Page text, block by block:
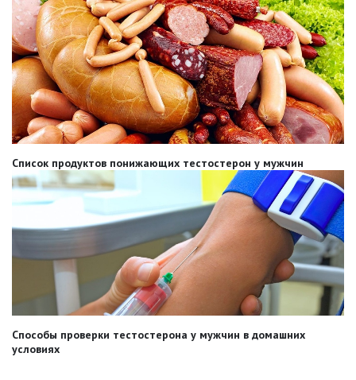
Список продуктов понижающих тестостерон у мужчин
Способы проверки тестостерона у мужчин в домашних
условиях